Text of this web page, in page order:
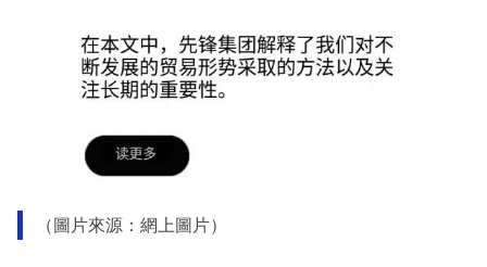
（圖片來源：網上圖片）